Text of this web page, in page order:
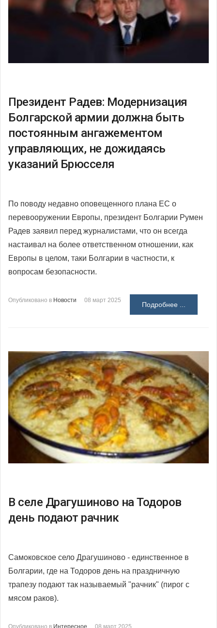
Президент Радев: Модернизация
Болгарской армии должна быть
постоянным ангажементом
управляющих, не дожидаясь
указаний Брюсселя
По поводу недавно оповещенного плана ЕС о
перевооружении Европы, президент Болгарии Румен
Радев заявил перед журналистами, что он всегда
настаивал на более ответственном отношении, как
Европы в целом, таки Болгарии в частности, к
вопросам безопасности.
Опубликовано в Новости 08 март 2025
Подробнее ...
В селе Драгушиново на Тодоров
день подают рачник
Самоковское село Драгушиново - единственное в
Болгарии, где на Тодоров день на праздничную
трапезу подают так называемый "рачник" (пирог с
мясом раков).